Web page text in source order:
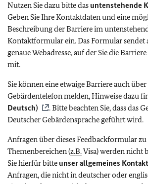
Nutzen Sie dazu bitte das untenstehende
Geben Sie Ihre Kontaktdaten und eine
Beschreibung der Barriere im
Kontaktformular ein. Das Formular sendet
genaue Webadresse, auf der Sie die
mit.
Sie können eine etwaige Barriere auch über
Gebärdentelefon melden, Hinweise dazu
Deutsch)
. Bitte beachten Sie, dass das
Deutscher Gebärdensprache geführt wird.
Anfragen über dieses Feedbackformular
Themenbereichen (z.B.Visa) werden nicht
Sie hierfür bitte unser allgemeines
Anfragen, die nicht in deutscher oder